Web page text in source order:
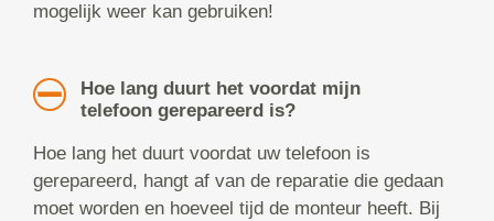
mogelijk weer kan gebruiken!
Hoe lang duurt het voordat mijn
telefoon gerepareerd is?
Hoe lang het duurt voordat uw telefoon is
gerepareerd, hangt af van de reparatie die gedaan
moet worden en hoeveel tijd de monteur heeft. Bij